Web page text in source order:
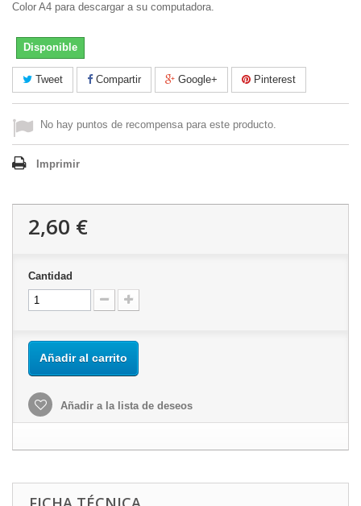
Color A4 para descargar a su computadora.
Disponible
Tweet Compartir Google+ Pinterest
No hay puntos de recompensa para este producto.
Imprimir
2,60 €
Cantidad
Añadir al carrito
Añadir a la lista de deseos